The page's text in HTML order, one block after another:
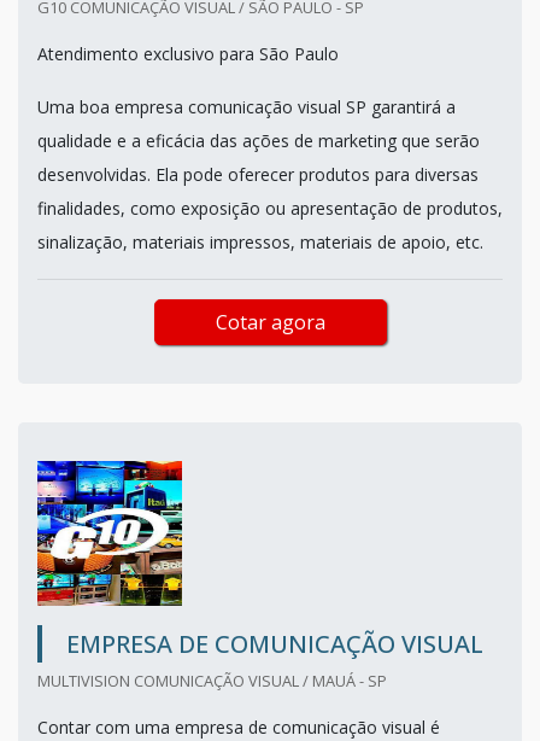
G10 COMUNICAÇÃO VISUAL / SÃO PAULO - SP
Atendimento exclusivo para São Paulo
Uma boa empresa comunicação visual SP garantirá a
qualidade e a eficácia das ações de marketing que serão
desenvolvidas. Ela pode oferecer produtos para diversas
finalidades, como exposição ou apresentação de produtos,
sinalização, materiais impressos, materiais de apoio, etc.
Cotar agora
EMPRESA DE COMUNICAÇÃO VISUAL
MULTIVISION COMUNICAÇÃO VISUAL / MAUÁ - SP
Contar com uma empresa de comunicação visual é